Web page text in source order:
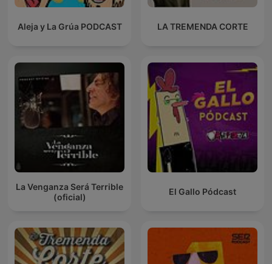
Aleja y La Grúa PODCAST LA TREMENDA CORTE
La Venganza Será Terrible
(oficial)
El Gallo Pódcast